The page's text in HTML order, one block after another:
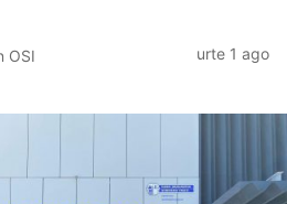
OSI
urte 1 ago